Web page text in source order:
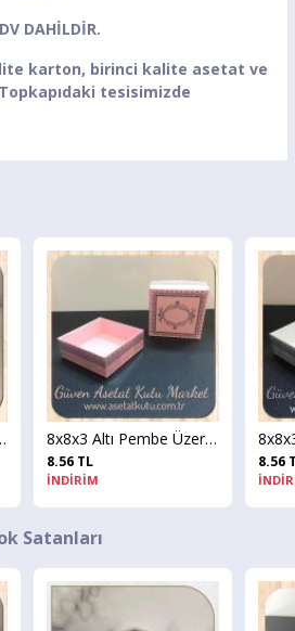
DAHİLDİR.
karton, birinci kalite asetat ve
tesisimizde
8x8x3 Altı Pembe Üzerine Gümüş Kilim Desenli Karton, Üstü Asetat Kutu 8x8x3 Altı Beyaz Üzerine Gümüş Kilim Desenli Karton, Üstü Asetat Kutu
Satanları